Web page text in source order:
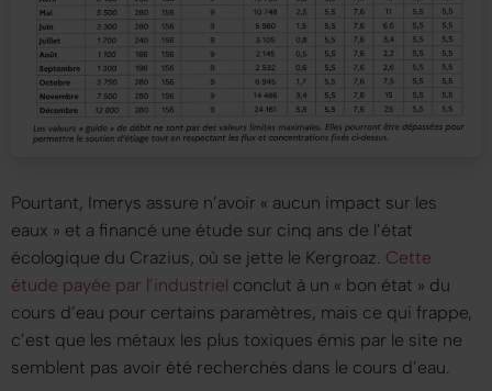
Pourtant, Imerys assure n’avoir « aucun impact sur les
eaux » et a financé une étude sur cinq ans de l’état
écologique du Crazius, où se jette le Kergroaz. Cette
étude payée par l’industriel conclut à un « bon état » du
cours d’eau pour certains paramètres, mais ce qui frappe,
c’est que les métaux les plus toxiques émis par le site ne
semblent pas avoir été recherchés dans le cours d’eau.